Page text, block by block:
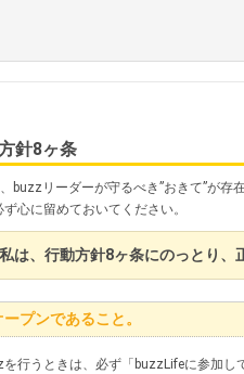
針8ヶ条
buzzリーダーが守るべき”おきて”が存在
心に留めておいてください。
私は、行動方針8ヶ条にのっとり、
ープンであること。
行うときは、必ず「buzzLifeに参加